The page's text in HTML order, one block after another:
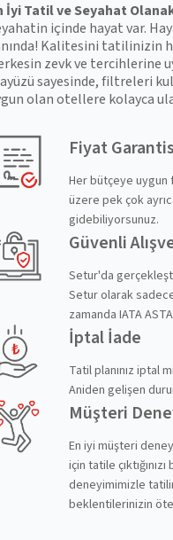
İyi Tatil ve Seyahat
içinde hayat var.
Kalitesini tatilinizin
zevk ve tercihlerine
sayesinde, filtreleri
olan otellere kolayca
Fiyat
Her bütçeye uygun
üzere pek çok
gidebiliyorsunuz.
Güvenli
Setur'da
Setur olarak
zamanda IATA
İptal İade
Tatil planınız iptal
Aniden gelişen
Müşteri
En iyi müşteri
için tatile
deneyimimizle
beklentilerinizin